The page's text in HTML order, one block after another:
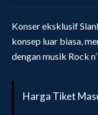
Konser eksklusif
konsep luar biasa,
dengan musik Rock
Harga Tiket